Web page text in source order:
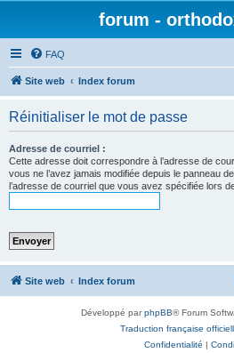
forum -
FAQ
Site web Index forum
Réinitialiser le mot de passe
Adresse de courriel :
Cette adresse doit correspondre à l’adresse de
vous ne l’avez jamais modifiée depuis le panneau
l’adresse de courriel que vous avez spécifiée lors
Site web Index forum
Développé parphpBB® Forum
Traduction française
Confidentialité |